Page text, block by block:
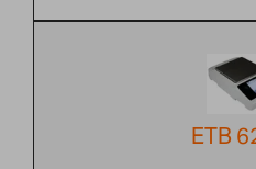
ETB